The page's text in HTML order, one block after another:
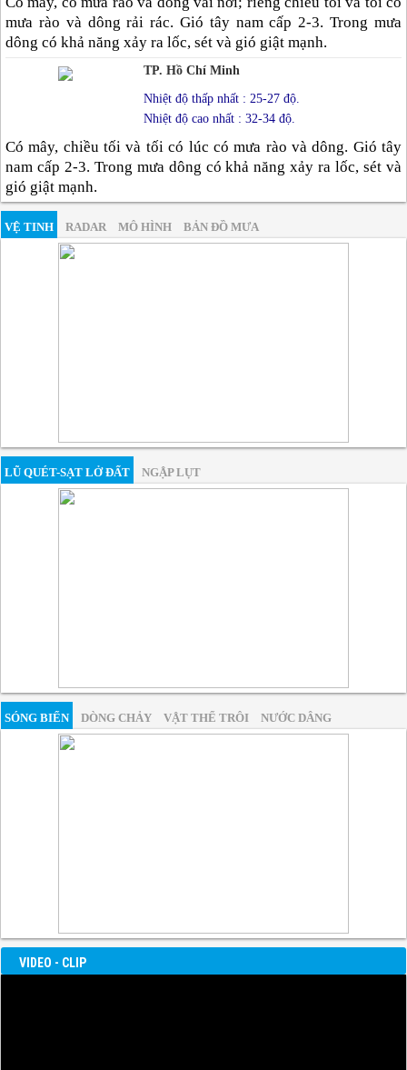
mưa rào và dông rải rác. Gió tây nam cấp 2-3. Trong mưa
dông có khả năng xảy ra lốc, sét và gió giật mạnh.
TP. Hồ Chí Minh
Nhiệt độ thấp nhất : 25-27 độ.
Nhiệt độ cao nhất : 32-34 độ.
Có mây, chiều tối và tối có lúc có mưa rào và dông. Gió tây
nam cấp 2-3. Trong mưa dông có khả năng xảy ra lốc, sét và
gió giật mạnh.
VỆ TINH RADAR MÔ HÌNH BẢN ĐỒ MƯA
LŨ QUÉT-SẠT LỞ ĐẤT NGẬP LỤT
SÓNG BIỂN DÒNG CHẢY VẬT THỂ TRÔI NƯỚC DÂNG
VIDEO - CLIP